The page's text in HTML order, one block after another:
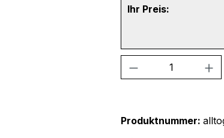
Ihr Preis:
Produkt
Produktnummer: